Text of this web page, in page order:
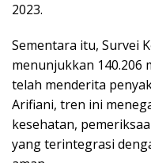
2023.
Sementara itu, Survei
menunjukkan 140.206
telah menderita
Arifiani, tren ini
kesehatan,
yang terintegrasi